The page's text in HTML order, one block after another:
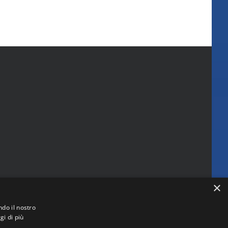
×
il nostro
di più